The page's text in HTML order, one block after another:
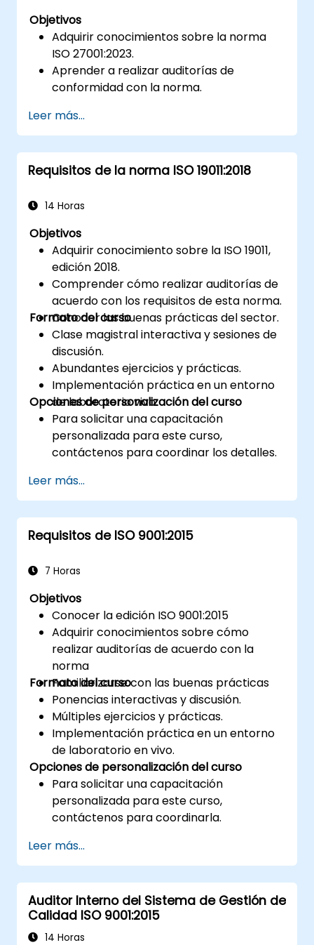
17025).
Objetivos
Adquirir conocimientos sobre la norma
ISO 27001:2023.
Aprender a realizar auditorías de
conformidad con la norma.
materia.
Leer más...
Requisitos de la norma ISO 19011:2018
14 Horas
Objetivos
Adquirir conocimiento sobre la ISO 19011,
edición 2018.
Comprender cómo realizar auditorías de
acuerdo con los requisitos de esta norma.
Conocer las buenas prácticas del sector.
Formato del curso
Clase magistral interactiva y sesiones de
discusión.
Abundantes ejercicios y prácticas.
Implementación práctica en un entorno
de laboratorio vivo.
Opciones de personalización del curso
Para solicitar una capacitación
personalizada para este curso,
contáctenos para coordinar los detalles.
Leer más...
Requisitos de ISO 9001:2015
7 Horas
Objetivos
Conocer la edición ISO 9001:2015
Adquirir conocimientos sobre cómo
realizar auditorías de acuerdo con la
norma
Familiarizarse con las buenas prácticas
Formato del curso
Ponencias interactivas y discusión.
Múltiples ejercicios y prácticas.
Implementación práctica en un entorno
de laboratorio en vivo.
Opciones de personalización del curso
Para solicitar una capacitación
personalizada para este curso,
contáctenos para coordinarla.
Leer más...
Auditor Interno del Sistema de Gestión de
Calidad ISO 9001:2015
14 Horas